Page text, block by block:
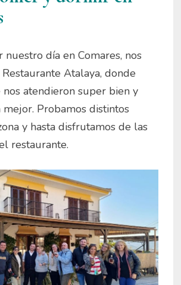
nuestro día en Comares, nos
Atalaya, donde
atendieron super bien y
mejor. Probamos distintos
y hasta disfrutamos de las
restaurante.